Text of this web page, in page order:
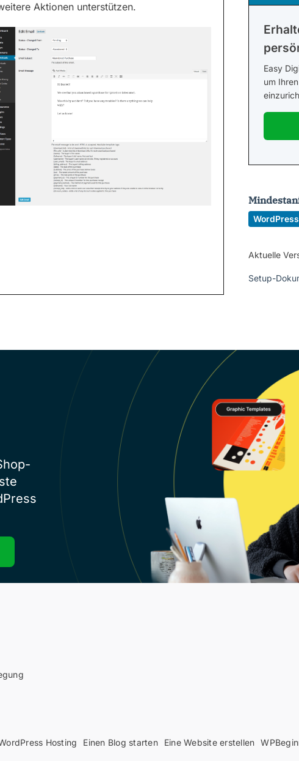
Aktionen unterstützen.
Easy
um
WordPress
Aktuelle
Setup-
Hosting Einen Blog starten Eine Website erstellen